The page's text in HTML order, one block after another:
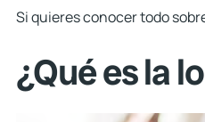
Si quieres conocer todo
¿Qué es la